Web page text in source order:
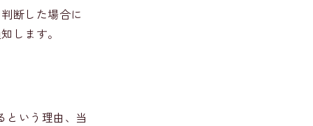
断した場合に
します。
という理由、当